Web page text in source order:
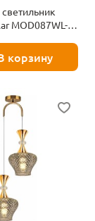
MOD087WL-
корзину